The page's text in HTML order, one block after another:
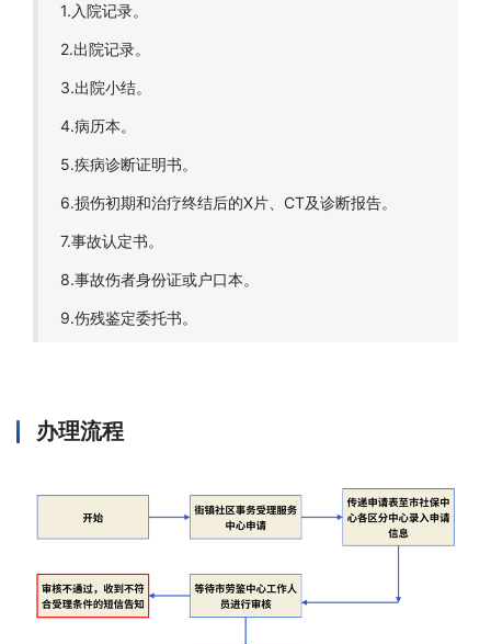
1.入院记录。
2.出院记录。
3.出院小结。
4.病历本。
5.疾病诊断证明书。
6.损伤初期和治疗终结后的X片、CT及诊断报告。
7.事故认定书。
8.事故伤者身份证或户口本。
9.伤残鉴定委托书。
办理流程